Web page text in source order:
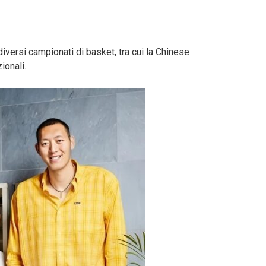
campionati di basket, tra cui la Chinese